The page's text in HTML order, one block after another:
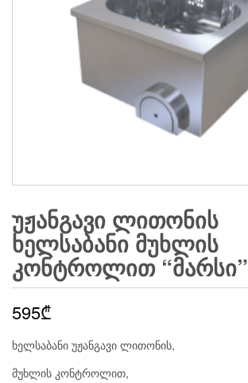
ᲣᲟᲐᲜᲒᲐᲕᲘ ᲚᲘᲗᲝᲜᲘᲡ
ᲮᲔᲚᲡᲐᲑᲐᲜᲘ ᲛᲣᲮᲚᲘᲡ
ᲙᲝᲜᲢᲠᲝᲚᲘᲗ “ᲛᲐᲠᲡᲘ”
595₾
ხელსაბანი უჟანგავი ლითონის,
მუხლის კონტროლით,